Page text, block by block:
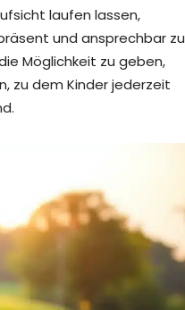
laufen lassen,
und ansprechbar zu
Möglichkeit zu geben,
zu dem Kinder jederzeit